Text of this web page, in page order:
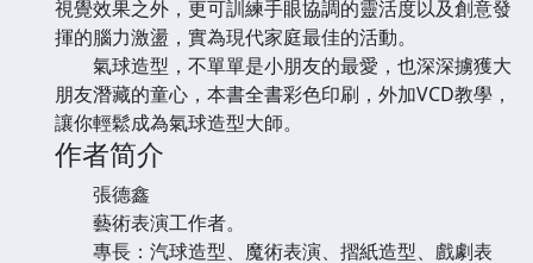
視覺效果之外，更可訓練手眼協調的靈活度以及創意發
揮的腦力激盪，實為現代家庭最佳的活動。
氣球造型，不單單是小朋友的最愛，也深深擄獲大
朋友潛藏的童心，本書全書彩色印刷，外加VCD教學，
讓你輕鬆成為氣球造型大師。
作者简介
張德鑫
藝術表演工作者。
專長：汽球造型、魔術表演、摺紙造型、戲劇表